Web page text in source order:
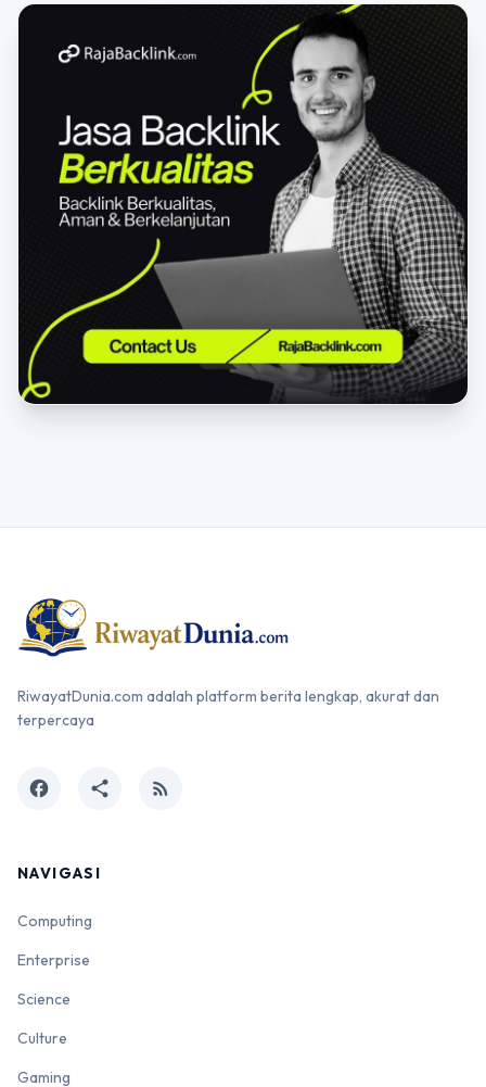
RiwayatDunia.com adalah platform berita lengkap, akurat dan
terpercaya
facebook share rss_feed
NAVIGASI
Computing
Enterprise
Science
Culture
Gaming